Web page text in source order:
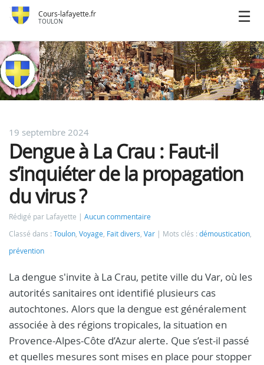
Cours-lafayette.fr
TOULON
19 septembre 2024
Dengue à La Crau : Faut-il
s’inquiéter de la propagation
du virus ?
Rédigé par Lafayette
Aucun commentaire
Classé dans : Toulon, Voyage, Fait divers, Var Mots clés : démoustication,
prévention
La dengue s'invite à La Crau, petite ville du Var, où les
autorités sanitaires ont identifié plusieurs cas
autochtones. Alors que la dengue est généralement
associée à des régions tropicales, la situation en
Provence-Alpes-Côte d’Azur alerte. Que s’est-il passé
et quelles mesures sont mises en place pour stopper